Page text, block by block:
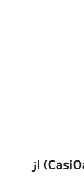
داستان یک لقب: کاسی‌اوک (CasiOak) از